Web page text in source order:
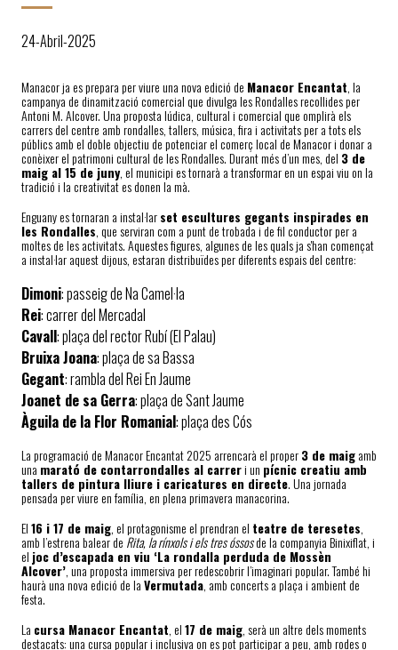
24-Abril-2025
Manacor ja es prepara per viure una nova edició de Manacor Encantat, la
campanya de dinamització comercial que divulga les Rondalles recollides per
Antoni M. Alcover. Una proposta lúdica, cultural i comercial que omplirà els
carrers del centre amb rondalles, tallers, música, fira i activitats per a tots els
públics amb el doble objectiu de potenciar el comerç local de Manacor i donar a
conèixer el patrimoni cultural de les Rondalles. Durant més d’un mes, del 3 de
maig al 15 de juny, el municipi es tornarà a transformar en un espai viu on la
tradició i la creativitat es donen la mà.
Enguany es tornaran a instal·larset escultures gegants inspirades en
les Rondalles, que serviran com a punt de trobada i de fil conductor per a
moltes de les activitats. Aquestes figures, algunes de les quals ja s'han començat
a instal·lar aquest dijous, estaran distribuïdes per diferents espais del centre:
Dimoni: passeig de Na Camel·la
Rei: carrer del Mercadal
Cavall: plaça del rector Rubí (El Palau)
Bruixa Joana: plaça de sa Bassa
Gegant: rambla del Rei En Jaume
Joanet de sa Gerra: plaça de Sant Jaume
Àguila de la Flor Romanial: plaça des Cós
La programació de Manacor Encantat 2025 arrencarà el proper3 de maigamb
una marató de contarrondalles al carreri un pícnic creatiu amb
tallers de pintura lliure i caricatures en directe. Una jornada
pensada per viure en família, en plena primavera manacorina.
El16 i 17 de maig, el protagonisme el prendran el teatre de teresetes,
amb l’estrena balear de Rita, la rínxols i els tres óssosde la companyia Binixiflat, i
el joc d’escapada en viu ‘La rondalla perduda de Mossèn
Alcover’, una proposta immersiva per redescobrir l’imaginari popular. També hi
haurà una nova edició de laVermutada, amb concerts a plaça i ambient de
festa.
La cursa Manacor Encantat, el17 de maig, serà un altre dels moments
destacats: una cursa popular i inclusiva on es pot participar a peu, amb rodes o